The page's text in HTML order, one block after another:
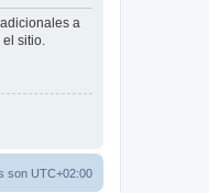
a
el sitio.
son UTC+02:00